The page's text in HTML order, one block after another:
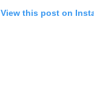
View this post on